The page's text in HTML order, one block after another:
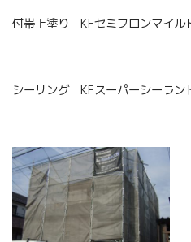
付帯上塗り KFセミフ
シーリング KFスーパーシーラ